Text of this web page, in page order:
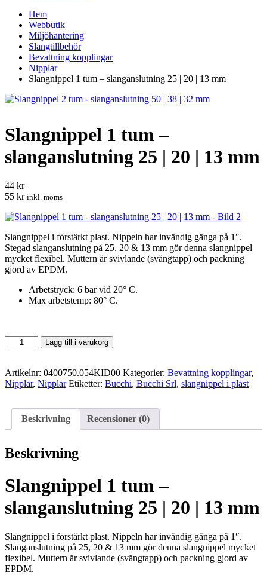
Hem
Webbutik
Miljöhantering
Slangtillbehör
Bevattning kopplingar
Nipplar
Slangnippel 1 tum – slanganslutning 25 | 20 | 13 mm
Slangnippel 1 tum –
slanganslutning 25 | 20 | 13 mm
44 kr
55 kr inkl. moms
Slangnippel i förstärkt plast. Nippeln har invändig gänga på 1″.
Stegad slanganslutning på 25, 20 & 13 mm gör denna slangnippel
mycket flexibel. Muttern är svivlande (svängtapp) och packning
gjord av EPDM.
Arbetstryck: 6 bar vid 20° C.
Max arbetstemp: 80° C.
Slangnippel
1
-
slanganslutning
|
mm
mängd
Lägg till i varukorg
Artikelnr: 0400750.054KID00 Kategorier: Bevattning kopplingar,
Nipplar, Nipplar Etiketter: Bucchi, Bucchi Srl, slangnippel i plast
Beskrivning Recensioner (0)
Beskrivning
Slangnippel 1 tum –
slanganslutning 25 | 20 | 13 mm
Slangnippel i förstärkt plast. Nippeln har invändig gänga på 1″.
Slanganslutning på 25, 20 & 13 mm gör denna slangnippel mycket
flexibel. Muttern är svivlande (svängtapp) och packning gjord av
EPDM.